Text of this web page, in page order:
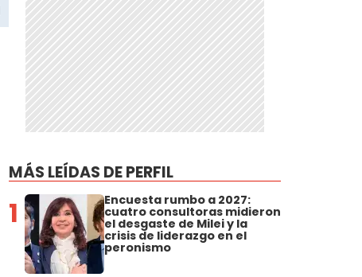
MÁS LEÍDAS DE PERFIL
1 Encuesta rumbo a 2027:
cuatro consultoras midieron
el desgaste de Milei y la
crisis de liderazgo en el
peronismo